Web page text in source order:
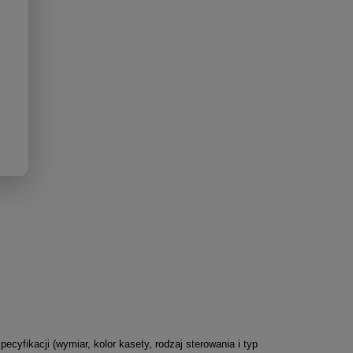
(wymiar, kolor kasety, rodzaj sterowania i typ